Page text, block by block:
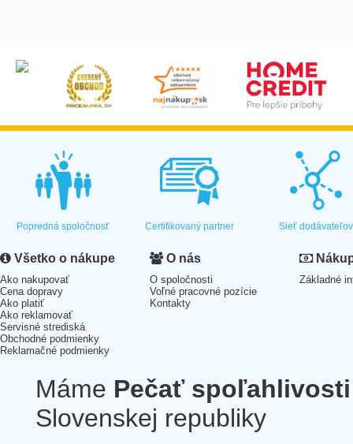
Popredná spoločnosť Certifikovaný partner Sieť dodávateľov
Všetko o nákupe
Ako nakupovať
Cena dopravy
Ako platiť
Ako reklamovať
Servisné strediská
Obchodné podmienky
Reklamačné podmienky
O nás
O spoločnosti
Voľné pracovné pozície
Kontakty
Základné
Máme Pečať spoľahlivosti
Slovenskej republiky